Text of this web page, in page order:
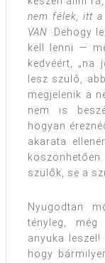
nem félek, itt a
VAN. Dehogy
kell lenni —
kedvéért, „na
lesz szülő,
megjelenik a
nem is
hogyan
akarata
szülők, se a
Nyugodtan
tényleg,
anyuka
hogy